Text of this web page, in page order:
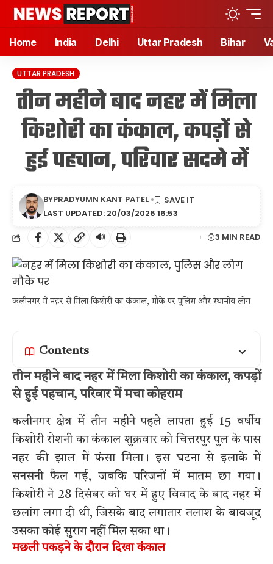
Home India Delhi Uttar Pradesh Bihar
UTTAR PRADESH
तीन महीने बाद नहर में मिला
किशोरी का कंकाल, कपड़ों से
हुई पहचान, परिवार सदमे में
LAST UPDATED: 20/03/2026 16:53
BYPRADYUMN KANT PATEL
🔊 3 MIN READ
कलीनगर में नहर से मिला किशोरी का कंकाल, मौके पर पुलिस और स्थानीय लोग
Contents
तीन महीने बाद नहर में मिला किशोरी का कंकाल, कपड़ों
से हुई पहचान, परिवार में मचा कोहराम
कलीनगर क्षेत्र में तीन महीने पहले लापता हुई 15 वर्षीय
किशोरी रोशनी का कंकाल शुक्रवार को चित्तरपुर पुल के पास
नहर की झाल में फंसा मिला। इस घटना से इलाके में
सनसनी फैल गई, जबकि परिजनों में मातम छा गया।
किशोरी ने 28 दिसंबर को घर में हुए विवाद के बाद नहर में
छलांग लगा दी थी, जिसके बाद लगातार तलाश के बावजूद
उसका कोई सुराग नहीं मिल सका था।
मछली पकड़ने के दौरान दिखा कंकाल